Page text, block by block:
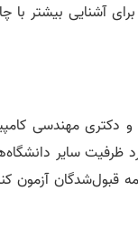
آشنایی بیشتر با
دکتری مهندسی
ظرفیت سایر
قبول‌شدگان آزمون